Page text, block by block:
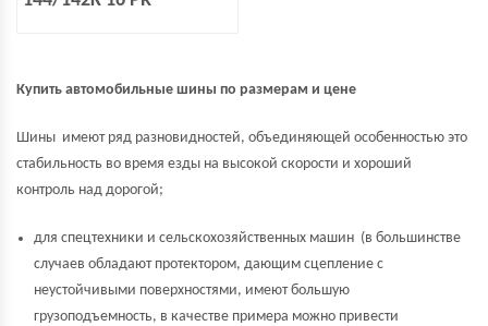
Купить автомобильные шины по размерам и цене
Шины имеют ряд разновидностей, объединяющей особенностью это
стабильность во время езды на высокой скорости и хороший
контроль над дорогой;
для спецтехники и сельскохозяйственных машин (в большинстве
случаев обладают протектором, дающим сцепление с
неустойчивыми поверхностями, имеют большую
грузоподъемность, в качестве примера можно привести